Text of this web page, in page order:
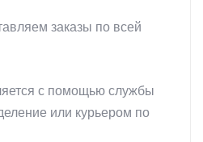
заказы по всей
с помощью службы
или курьером по